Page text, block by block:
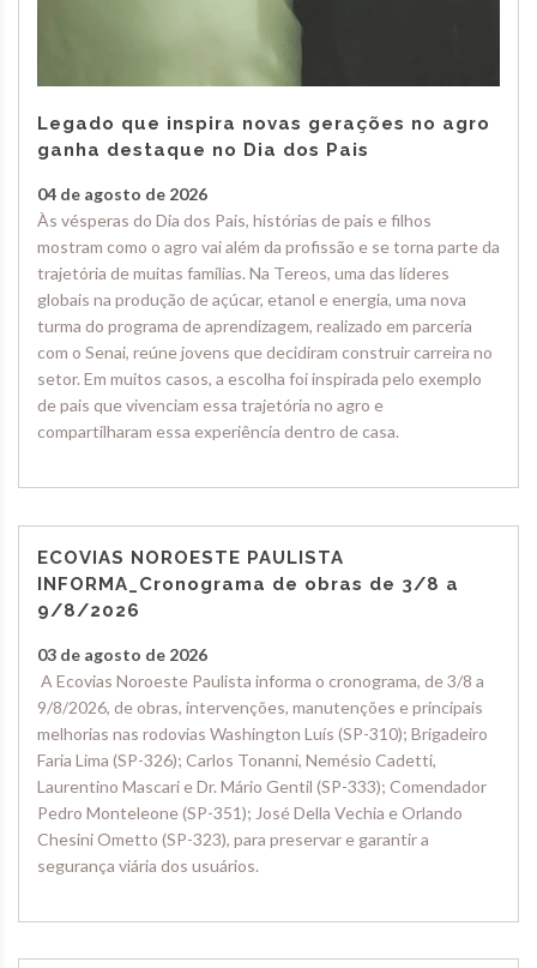
Legado que inspira novas gerações no agro
ganha destaque no Dia dos Pais
04 de agosto de 2026
Às vésperas do Dia dos Pais, histórias de pais e filhos
mostram como o agro vai além da profissão e se torna parte da
trajetória de muitas famílias. Na Tereos, uma das líderes
globais na produção de açúcar, etanol e energia, uma nova
turma do programa de aprendizagem, realizado em parceria
com o Senai, reúne jovens que decidiram construir carreira no
setor. Em muitos casos, a escolha foi inspirada pelo exemplo
de pais que vivenciam essa trajetória no agro e
compartilharam essa experiência dentro de casa.
ECOVIAS NOROESTE PAULISTA
INFORMA_Cronograma de obras de 3/8 a
9/8/2026
03 de agosto de 2026
A Ecovias Noroeste Paulista informa o cronograma, de 3/8 a
9/8/2026, de obras, intervenções, manutenções e principais
melhorias nas rodovias Washington Luís (SP-310); Brigadeiro
Faria Lima (SP-326); Carlos Tonanni, Nemésio Cadetti,
Laurentino Mascari e Dr. Mário Gentil (SP-333); Comendador
Pedro Monteleone (SP-351); José Della Vechia e Orlando
Chesini Ometto (SP-323), para preservar e garantir a
segurança viária dos usuários.